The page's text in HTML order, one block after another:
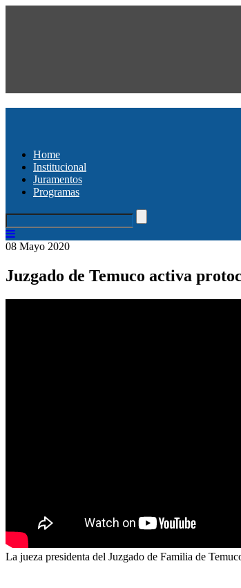
Home
Institucional
Juramentos
Programas
08 Mayo 2020
Juzgado de Temuco activa
La jueza presidenta del Juzgado de Familia de